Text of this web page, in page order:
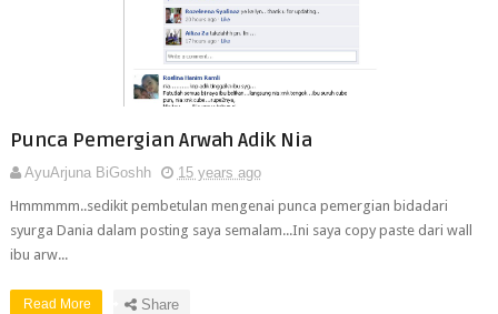
Punca Pemergian Arwah Adik Nia
AyuArjuna BiGoshh
15 years ago
Hmmmmm..sedikit pembetulan mengenai punca pemergian bidadari
syurga Dania dalam posting saya semalam...Ini saya copy paste dari wall
ibu arw...
Read More Share